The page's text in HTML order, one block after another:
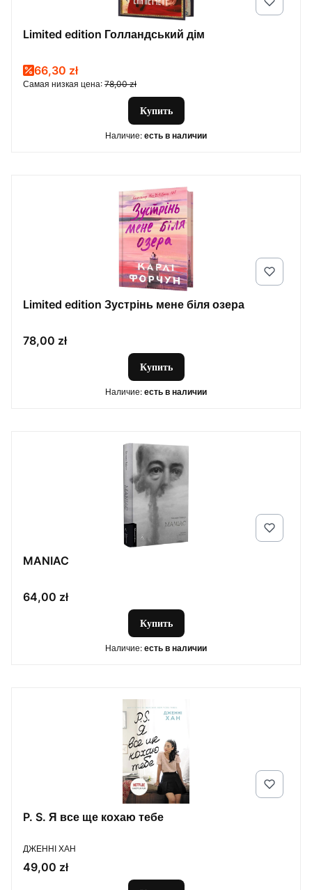
Limited edition Голландський дім
Promotional price
66,30 zł
Самая низкая цена: 78,00 zł
Купить
Наличие: есть в наличии
Limited edition Зустрінь мене біля озера
Цена
78,00 zł
Купить
Наличие: есть в наличии
MANIAC
Цена
64,00 zł
Купить
Наличие: есть в наличии
P. S. Я все ще кохаю тебе
ПРОИЗВОДИТЕЛЬ
ДЖЕННІ ХАН
Цена
49,00 zł